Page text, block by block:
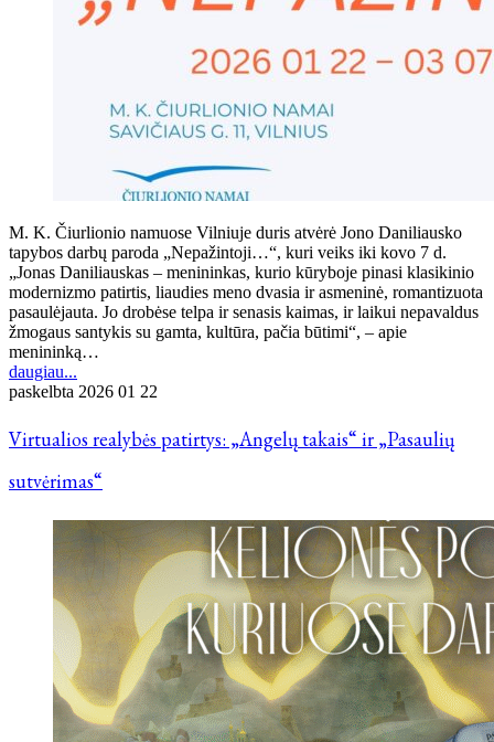
M. K. Čiurlionio namuose Vilniuje duris atvėrė Jono Daniliausko
tapybos darbų paroda „Nepažintoji…“, kuri veiks iki kovo 7 d.
„Jonas Daniliauskas – menininkas, kurio kūryboje pinasi klasikinio
modernizmo patirtis, liaudies meno dvasia ir asmeninė, romantizuota
pasaulėjauta. Jo drobėse telpa ir senasis kaimas, ir laikui nepavaldus
žmogaus santykis su gamta, kultūra, pačia būtimi“, – apie
menininką…
daugiau...
paskelbta 2026 01 22
Virtualios realybės patirtys: „Angelų takais“ ir „Pasaulių
sutvėrimas“